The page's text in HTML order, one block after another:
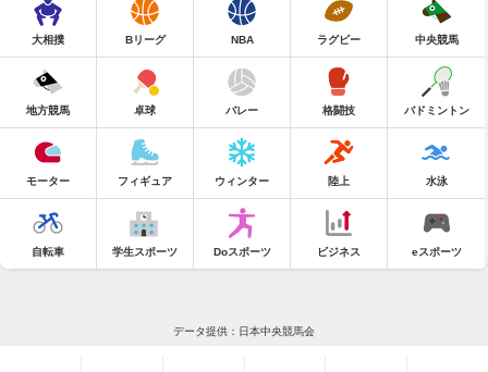
大相撲 Bリーグ NBA ラグビー 中央競馬
地方競馬 卓球 バレー 格闘技 バドミントン
モーター フィギュア ウィンター 陸上 水泳
自転車 学生スポーツ Doスポーツ ビジネス eスポーツ
データ提供：日本中央競馬会